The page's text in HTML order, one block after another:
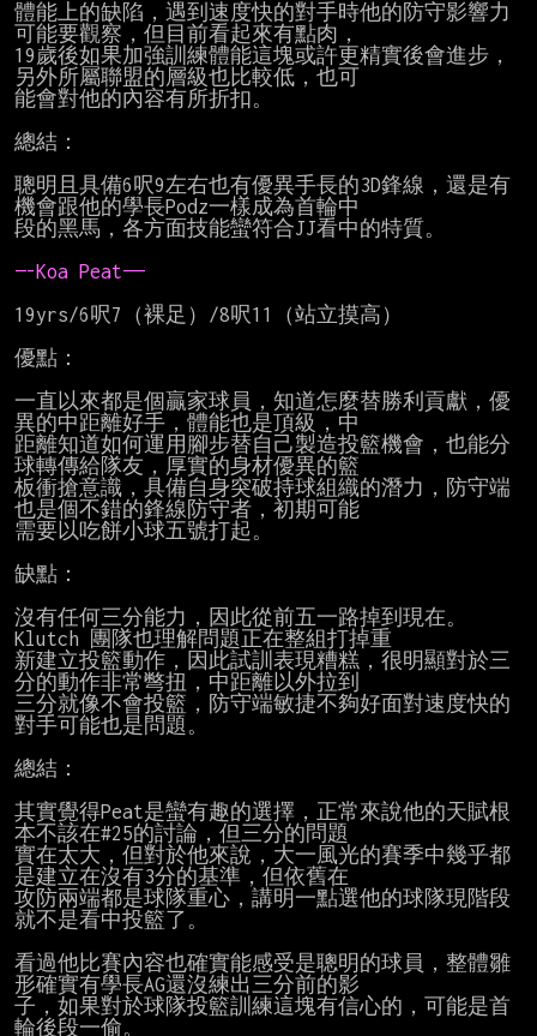
體能上的缺陷，遇到速度快的對手時他的防守影響力
可能要觀察，但目前看起來有點肉，
19歲後如果加強訓練體能這塊或許更精實後會進步，
另外所屬聯盟的層級也比較低，也可
能會對他的內容有所折扣。
總結：
聰明且具備6呎9左右也有優異手長的3D鋒線，還是有
機會跟他的學長Podz一樣成為首輪中
段的黑馬，各方面技能蠻符合JJ看中的特質。
—-Koa Peat——
19yrs/6呎7（裸足）/8呎11（站立摸高）
優點：
一直以來都是個贏家球員，知道怎麼替勝利貢獻，優
異的中距離好手，體能也是頂級，中
距離知道如何運用腳步替自己製造投籃機會，也能分
球轉傳給隊友，厚實的身材優異的籃
板衝搶意識，具備自身突破持球組織的潛力，防守端
也是個不錯的鋒線防守者，初期可能
需要以吃餅小球五號打起。
缺點：
沒有任何三分能力，因此從前五一路掉到現在。
Klutch 團隊也理解問題正在整組打掉重
新建立投籃動作，因此試訓表現糟糕，很明顯對於三
分的動作非常彆扭，中距離以外拉到
三分就像不會投籃，防守端敏捷不夠好面對速度快的
對手可能也是問題。
總結：
其實覺得Peat是蠻有趣的選擇，正常來說他的天賦根
本不該在#25的討論，但三分的問題
實在太大，但對於他來說，大一風光的賽季中幾乎都
是建立在沒有3分的基準，但依舊在
攻防兩端都是球隊重心，講明一點選他的球隊現階段
就不是看中投籃了。
看過他比賽內容也確實能感受是聰明的球員，整體雛
形確實有學長AG還沒練出三分前的影
子，如果對於球隊投籃訓練這塊有信心的，可能是首
輪後段一偷。